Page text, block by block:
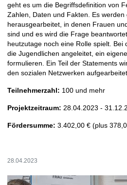
geht es um die Begriffsdefinition von
Zahlen, Daten und Fakten. Es
herausgearbeitet, in denen Frauen
sind und es wird die Frage
heutzutage noch eine Rolle spielt. Bei
die Jugendlichen angeleitet, ein
formulieren. Ein Teil der Statements
den sozialen Netzwerken
Teilnehmerzahl: 100 und mehr
Projektzeitraum: 28.04.2023 -
Fördersumme: 3.402,00 € (plus
28.04.2023